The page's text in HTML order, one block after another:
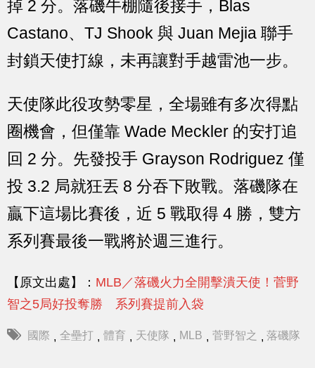
掉 2 分。落磯牛棚隨後接手，Blas
Castano、TJ Shook 與 Juan Mejia 聯手
封鎖天使打線，未再讓對手越雷池一步。
天使隊此役攻勢零星，全場雖有多次得點
圈機會，但僅靠 Wade Meckler 的安打追
回 2 分。先發投手 Grayson Rodriguez 僅
投 3.2 局就狂丟 8 分吞下敗戰。落磯隊在
贏下這場比賽後，近 5 戰取得 4 勝，雙方
系列賽最後一戰將於週三進行。
【原文出處】： MLB／落磯火力全開擊潰天使！菅野
智之5局好投奪勝 系列賽提前入袋
國際 , 全壘打 , 體育 , 天使隊 , MLB , 菅野智之 , 落磯隊